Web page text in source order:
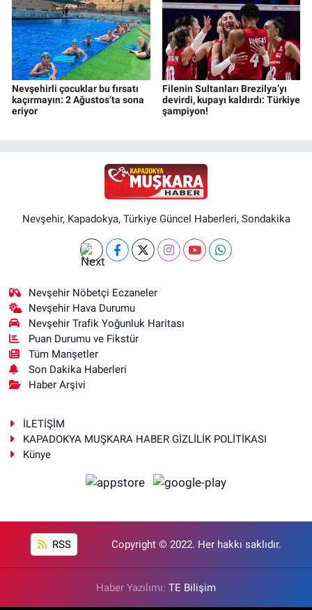
Nevşehirli çocuklar bu fırsatı
kaçırmayın: 2 Ağustos’ta sona
eriyor
Filenin Sultanları Brezilya’yı
devirdi, kupayı kaldırdı: Türkiye
şampiyon!
Nevşehir, Kapadokya, Türkiye Güncel Haberleri, Sondakika
Nevşehir Nöbetçi Eczaneler
Nevşehir Hava Durumu
Nevşehir Trafik Yoğunluk Haritası
Puan Durumu ve Fikstür
Tüm Manşetler
Son Dakika Haberleri
Haber Arşivi
İLETİŞİM
KAPADOKYA MUŞKARA HABER GİZLİLİK POLİTİKASI
Künye
RSS Copyright © 2022. Her hakkı saklıdır.
Haber Yazılımı: TE Bilişim